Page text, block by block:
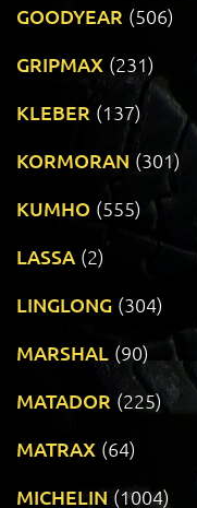
GOODYEAR (506)
GRIPMAX (231)
KLEBER (137)
KORMORAN (301)
KUMHO (555)
LASSA (2)
LINGLONG (304)
MARSHAL (90)
MATADOR (225)
MATRAX (64)
MICHELIN (1004)